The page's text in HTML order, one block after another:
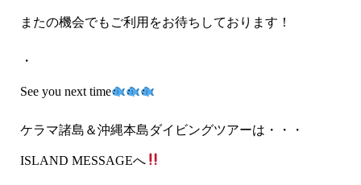
またの機会でもご利用をお待ちしております！
・
See you next time
ケラマ諸島＆沖縄本島ダイビングツアーは・・・
ISLAND MESSAGEへ